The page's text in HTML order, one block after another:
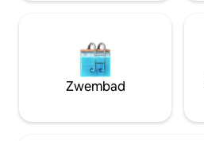
Zwembad